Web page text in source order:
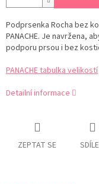
Podprsenka Rocha bez
PANACHE. Je navržena,
podporu prsou i bez
PANACHE tabulka velikostí
Detailní informace
ZEPTAT SE